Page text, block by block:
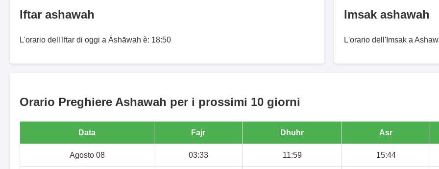
Iftar ashawah
L'orario dell'Iftar di oggi a Āshāwah è: 18:50
Imsak ashawah
L'orario dell'Imsak a
Orario Preghiere Ashawah per i prossimi 10 giorni
Data Fajr Dhuhr Asr
Agosto 08 03:33 11:59 15:44